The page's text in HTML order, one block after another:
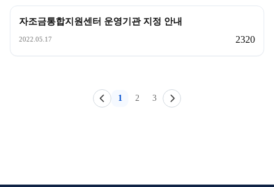
자조금통합지원센터 운영기관 지정 안내
2022.05.17 2320
1 2 3